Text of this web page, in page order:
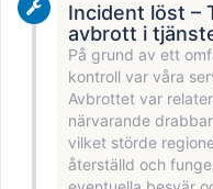
Incident löst –
avbrott i
På grund av ett
kontroll var våra
Avbrottet var
närvarande
vilket störde
återställd och